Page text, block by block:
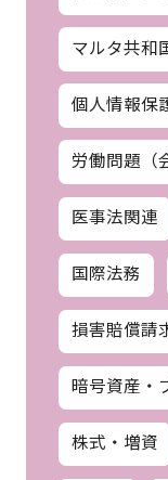
マルタ共和
個人情報保
労働問題（
医事法関連
国際法務
損害賠償請
暗号資産・
株式・増資